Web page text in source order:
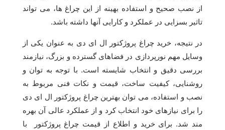
از نصب صحیح و استفاده بهینه از این چراغ ها، می تواند
تاثیر بسزایی در عملکرد و کارایی آنها داشته باشد.
در نتیجه، خرید چراغ پروژکتور ال ای دی به عنوان یکی از
وسایل مهم نورپردازی در فضاهای گسترده و بزرگ، نیازمند
بررسی دقیق و انتخاب شایسته است. با توجه به توان و
روشنایی، کیفیت ساخت، قیمت و نکات فنی مربوط به
نصب و استفاده، می توان بهترین چراغ پروژکتور ال ای دی
را برای نیازهای خود انتخاب کرد و از عملکرد عالی آن بهره
مند شد. برای خرید و اطلاع از قیمت چراغ پروژکتور با